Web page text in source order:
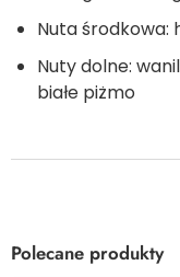
Nuta środkowa:
Nuty dolne:
białe piżmo
Polecane produkty